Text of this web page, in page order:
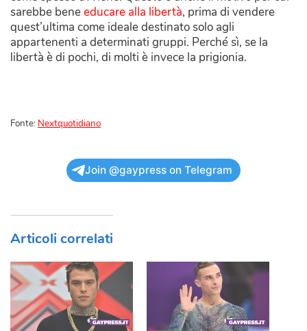
sarebbe beneeducare alla libertà, prima di vendere
quest’ultima come ideale destinato solo agli
appartenenti a determinati gruppi. Perché sì, se la
libertà è di pochi, di molti è invece la prigionia.
Fonte: Nextquotidiano
Join @gaypress on Telegram
Articoli correlati